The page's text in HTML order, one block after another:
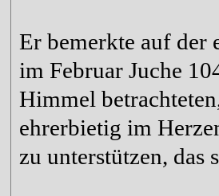
Er bemerkte auf der
im Februar Juche
Himmel
ehrerbietig im
zu unterstützen, das